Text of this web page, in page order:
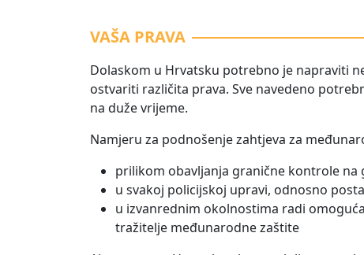
VAŠA PRAVA
Dolaskom u Hrvatsku potrebno je napraviti
ostvariti različita prava. Sve navedeno
na duže vrijeme.
Namjeru za podnošenje zahtjeva za
prilikom obavljanja granične kontrole na
u svakoj policijskoj upravi, odnosno
u izvanrednim okolnostima radi
tražitelje međunarodne zaštite